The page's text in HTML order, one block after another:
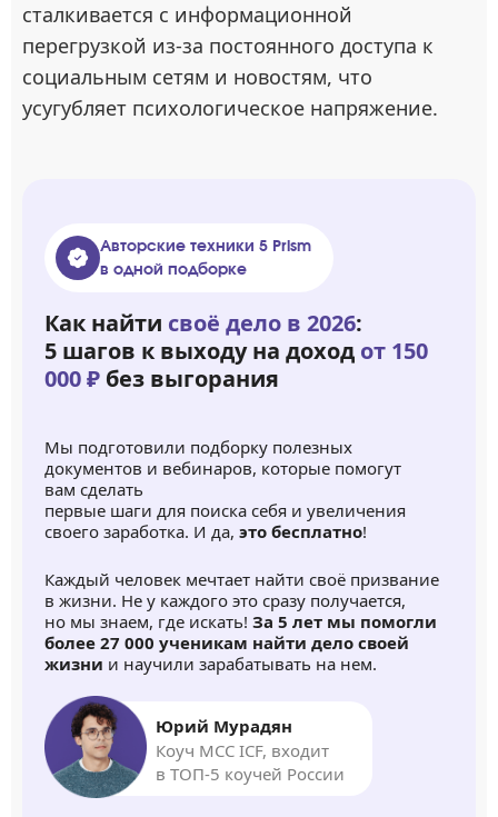
сталкивается с информационной
перегрузкой из-за постоянного доступа к
социальным сетям и новостям, что
усугубляет психологическое напряжение.
Авторские техники 5 Prism
в одной подборке
Как найти своё дело в 2026:
5 шагов к выходу на доход от 150
000 ₽ без выгорания
Мы подготовили подборку полезных
документов и вебинаров, которые помогут
вам сделать
первые шаги для поиска себя и увеличения
своего заработка. И да, это бесплатно!
Каждый человек мечтает найти своё призвание
в жизни. Не у каждого это сразу получается,
но мы знаем, где искать! За 5 лет мы помогли
более 27 000 ученикам найти дело своей
жизни и научили зарабатывать на нем.
Юрий Мурадян
Коуч MCC ICF, входит
в ТОП-5 коучей России